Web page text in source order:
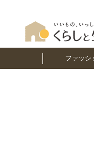
ファッシ